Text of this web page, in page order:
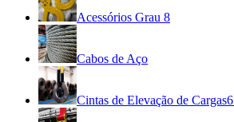
Acessórios Grau 8
Cabos de Aço
Cintas de Elevação de Cargas6